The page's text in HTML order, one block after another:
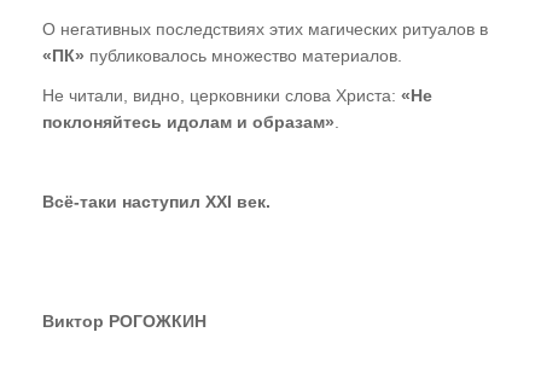
О негативных последствиях этих магических ритуалов в
«ПК» публиковалось множество материалов.
Не читали, видно, церковники слова Христа: «Не
поклоняйтесь идолам и образам»
Всё-таки наступил XXI век.
Виктор РОГОЖКИН